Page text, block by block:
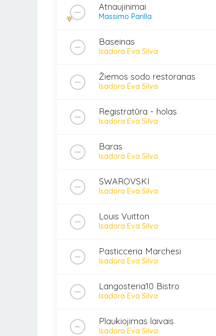
Atnaujinimai
Massimo Parilla
Baseinas
Isadora Eva Silva
Žiemos sodo restoranas
Isadora Eva Silva
Registratūra - holas
Isadora Eva Silva
Baras
Isadora Eva Silva
SWAROVSKI
Isadora Eva Silva
Louis Vuitton
Isadora Eva Silva
Pasticceria Marchesi
Isadora Eva Silva
Langosteria10 Bistro
Isadora Eva Silva
Plaukiojimas laivais
Isadora Eva Silva